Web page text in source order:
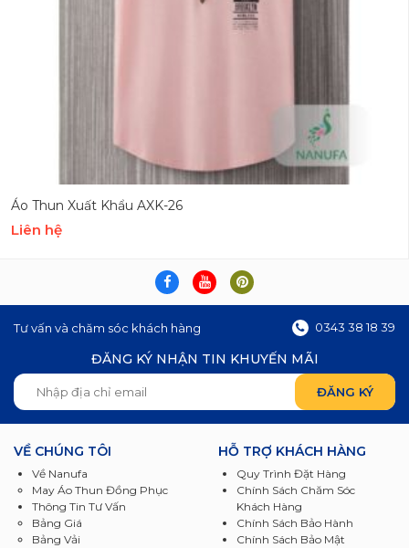
Áo Thun Xuất Khẩu AXK-26
Liên hệ
Tư vấn và chăm sóc khách hàng 0343 38 18 39
ĐĂNG KÝ NHẬN TIN KHUYẾN MÃI
VỀ CHÚNG TÔI
Về Nanufa
May Áo Thun Đồng Phục
Thông Tin Tư Vấn
Bảng Giá
Bảng Vải
HỖ TRỢ KHÁCH HÀNG
Quy Trình Đặt Hàng
Chính Sách Chăm Sóc
Khách Hàng
Chính Sách Bảo Hành
Chính Sách Bảo Mật